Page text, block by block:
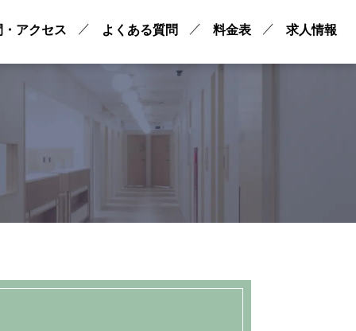
アクセス よくある質問 料金表 求人情報